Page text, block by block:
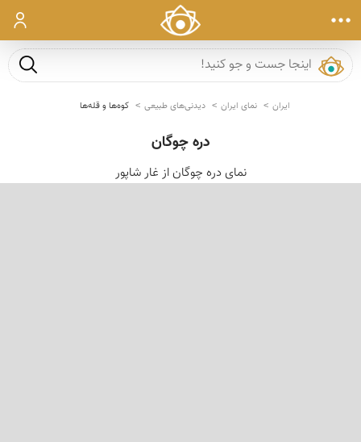
ورود
جست و
ایران نمای ایران دیدنی‌های طبیعی کوه‌ها و قله‌ها
دره چوگان
نمای دره چوگان از غار شاپور